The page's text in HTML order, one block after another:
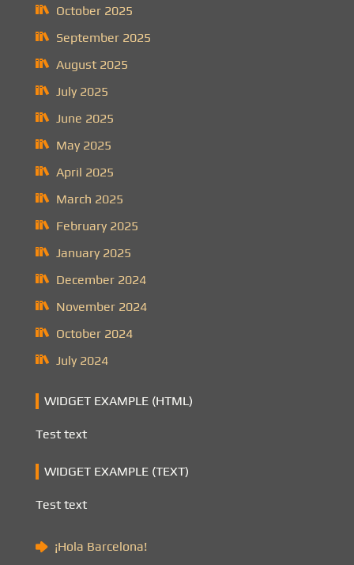
October 2025
September 2025
August 2025
July 2025
June 2025
May 2025
April 2025
March 2025
February 2025
January 2025
December 2024
November 2024
October 2024
July 2024
WIDGET EXAMPLE (HTML)
Test text
WIDGET EXAMPLE (TEXT)
Test text
¡Hola Barcelona!